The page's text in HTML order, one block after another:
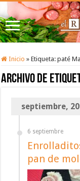
Inicio » Etiqueta:paté
Archivo de
septiembre,
6 septiembre
pan de